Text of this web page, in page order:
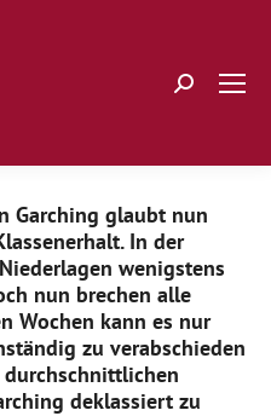
Search:
Garching glaubt nun
In der
wenigstens
nun brechen alle
Wochen kann es nur
zu verabschieden
deklassiert zu